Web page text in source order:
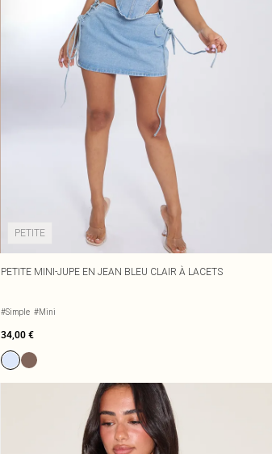
PETITE
PETITE MINI-JUPE EN JEAN BLEU CLAIR À LACETS
#Simple #Mini
34,00 €